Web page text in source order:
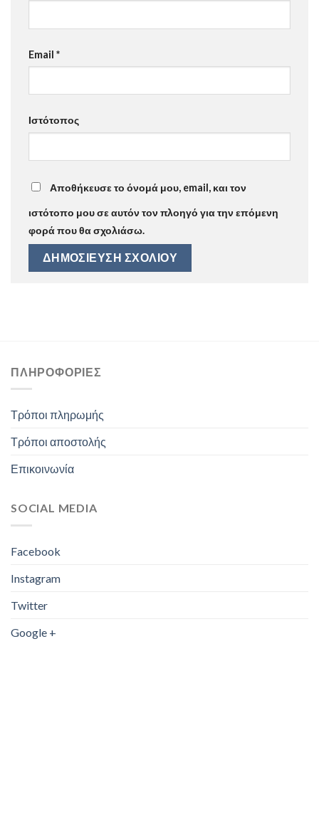
Email *
Ιστότοπος
Αποθήκευσε το όνομά μου, email, και τον
ιστότοπο μου σε αυτόν τον πλοηγό για την επόμενη
φορά που θα σχολιάσω.
ΠΛΗΡΟΦΟΡΊΕΣ
Τρόποι πληρωμής
Τρόποι αποστολής
Επικοινωνία
SOCIAL MEDIA
Facebook
Instagram
Twitter
Google +